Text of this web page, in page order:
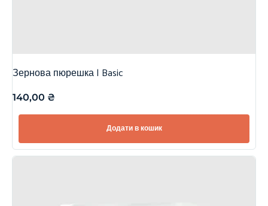
Зернова пюрешка | Basic
140,00 ₴
Додати в кошик